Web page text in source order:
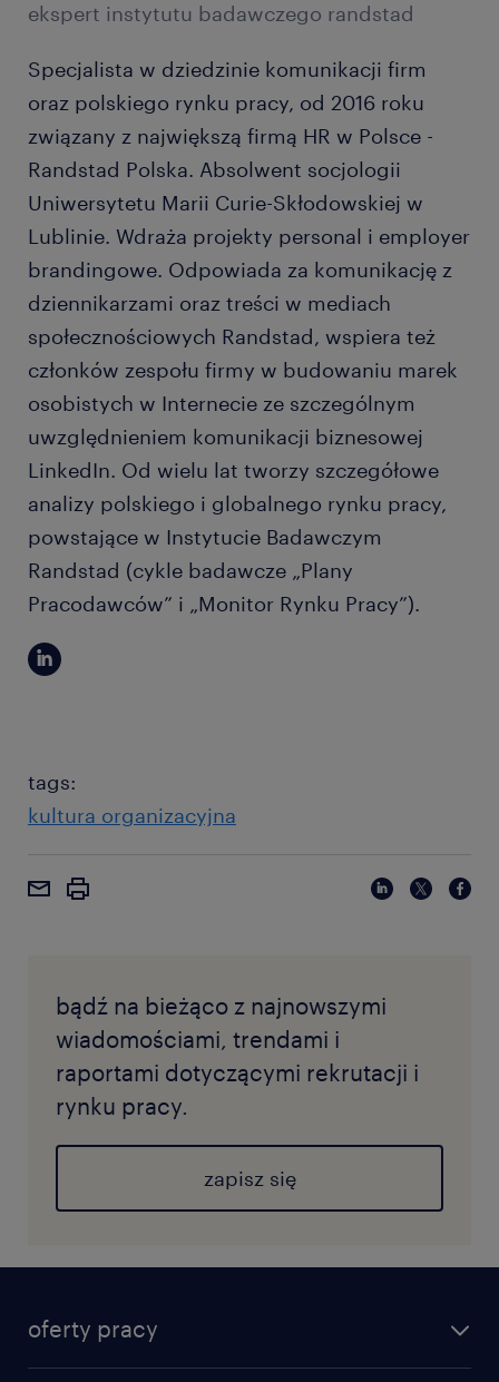
ekspert instytutu badawczego randstad
Specjalista w dziedzinie komunikacji firm
oraz polskiego rynku pracy, od 2016 roku
związany z największą firmą HR w Polsce -
Randstad Polska. Absolwent socjologii
Uniwersytetu Marii Curie-Skłodowskiej w
Lublinie. Wdraża projekty personal i employer
brandingowe. Odpowiada za komunikację z
dziennikarzami oraz treści w mediach
społecznościowych Randstad, wspiera też
członków zespołu firmy w budowaniu marek
osobistych w Internecie ze szczególnym
uwzględnieniem komunikacji biznesowej
LinkedIn. Od wielu lat tworzy szczegółowe
analizy polskiego i globalnego rynku pracy,
powstające w Instytucie Badawczym
Randstad (cykle badawcze „Plany
Pracodawców” i „Monitor Rynku Pracy”).
tags:
kultura organizacyjna
bądź na bieżąco z najnowszymi
wiadomościami, trendami i
raportami dotyczącymi rekrutacji i
rynku pracy.
zapisz się
oferty pracy